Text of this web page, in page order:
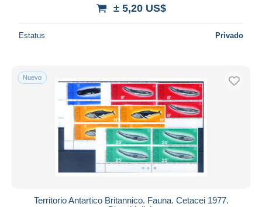
± 5,20 US$
Estatus Privado
Nuevo
Territorio Antartico Britannico. Fauna. Cetacei 1977.